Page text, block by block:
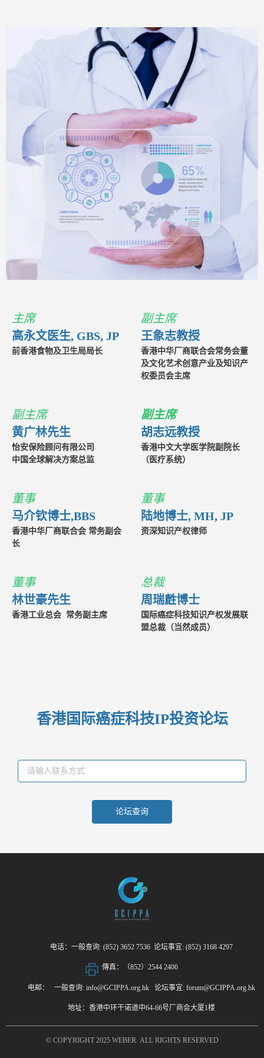
主席
高永文医生, GBS, JP
前香港食物及卫生局局长
副主席
王象志教授
香港中华厂商联合会常务会董
及文化艺术创意产业及知识产
权委员会主席
副主席
黄广林先生
怡安保险顾问有限公司
中国全球解决方案总监
副主席
胡志远教授
香港中文大学医学院副院长
（医疗系统）
董事
马介钦博士,BBS
香港中华厂商联合会 常务副会
长
董事
陆地博士, MH, JP
资深知识产权律师
董事
林世豪先生
香港工业总会 常务副主席
总裁
周瑞𪊟博士
国际癌症科技知识产权发展联
盟总裁（当然成员）
香港国际癌症科技IP投资论坛
论坛查询
电话：一般查询: (852) 3652 7536 论坛事宜: (852) 3168 4297
傳真：（852）2544 2406
电邮： 一般查询: info@GCIPPA.org.hk 论坛事宜: forum@GCIPPA.org.hk
地址：香港中环干诺道中64-66号厂商会大厦1楼
© COPYRIGHT 2025 WEBER. ALL RIGHTS RESERVED